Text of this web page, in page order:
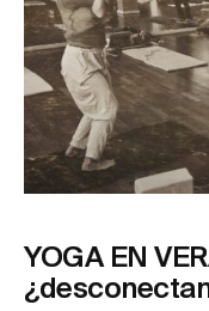
YOGA EN